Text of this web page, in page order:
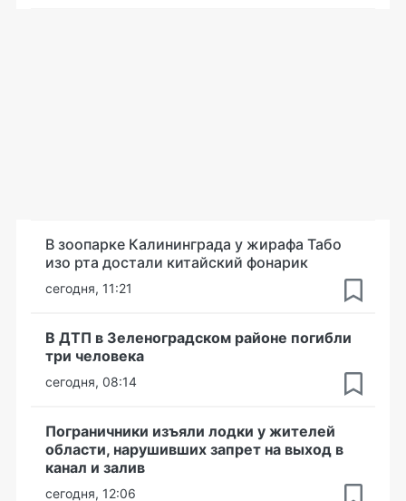
В зоопарке Калининграда у жирафа Табо
изо рта достали китайский фонарик
сегодня, 11:21
В ДТП в Зеленоградском районе погибли
три человека
сегодня, 08:14
Пограничники изъяли лодки у жителей
области, нарушивших запрет на выход в
канал и залив
сегодня, 12:06